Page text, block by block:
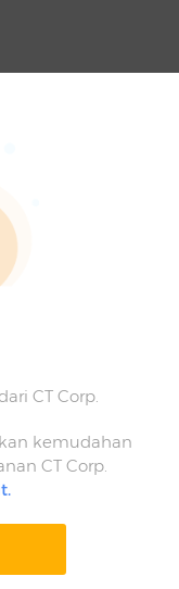
CT Corp.
kemudahan
CT Corp.